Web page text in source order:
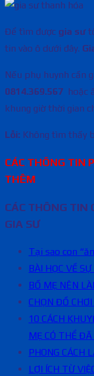
Để tìm được gia sư
tin vào ô dưới đây.
Nếu phụ huynh cần
0814.369.567 hoặc
khung giờ thời gian
Lỗi: Không tìm thấy
CÁC THÔNG TIN
THÊM
CÁC THÔNG TIN
GIA SƯ
Tại sao con
BÀI HỌC VỀ SỰ
BỐ MẸ NÊN
CHỌN ĐỒ
10 CÁCH
MẸ CÓ THỂ
PHONG CÁCH
LỢI ÍCH TỪ